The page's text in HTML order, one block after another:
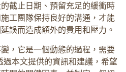
截止日期、預留充足的緩衝時
工團隊保持良好的溝通，才能
誤而造成額外的費用和壓力。
，它是一個動態的過程，需要
本文提供的資訊和建議，希望